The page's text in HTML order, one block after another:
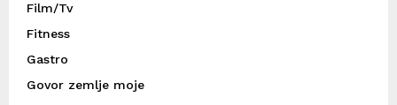
Film/Tv
Fitness
Gastro
Govor zemlje moje